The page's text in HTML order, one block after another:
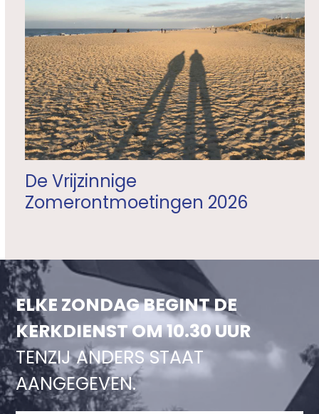
De Vrijzinnige
Zomerontmoetingen 2026
ELKE ZONDAG BEGINT DE
KERKDIENST OM 10.30 UUR
TENZIJ ANDERS STAAT
AANGEGEVEN.